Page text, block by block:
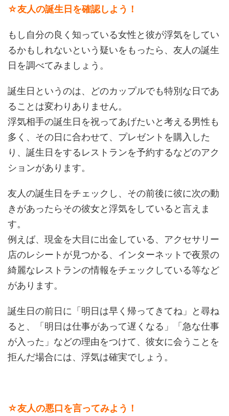
☆友人の誕生日を確認しよう！
もし自分の良く知っている女性と彼が浮気をしてい
るかもしれないという疑いをもったら、友人の誕生
日を調べてみましょう。
誕生日というのは、どのカップルでも特別な日であ
ることは変わりありません。
浮気相手の誕生日を祝ってあげたいと考える男性も
多く、その日に合わせて、プレゼントを購入した
り、誕生日をするレストランを予約するなどのアク
ションがあります。
友人の誕生日をチェックし、その前後に彼に次の動
きがあったらその彼女と浮気をしていると言えま
す。
例えば、現金を大目に出金している、アクセサリー
店のレシートが見つかる、インターネットで夜景の
綺麗なレストランの情報をチェックしている等など
があります。
誕生日の前日に「明日は早く帰ってきてね」と尋ね
ると、「明日は仕事があって遅くなる」「急な仕事
が入った」などの理由をつけて、彼女に会うことを
拒んだ場合には、浮気は確実でしょう。
☆友人の悪口を言ってみよう！